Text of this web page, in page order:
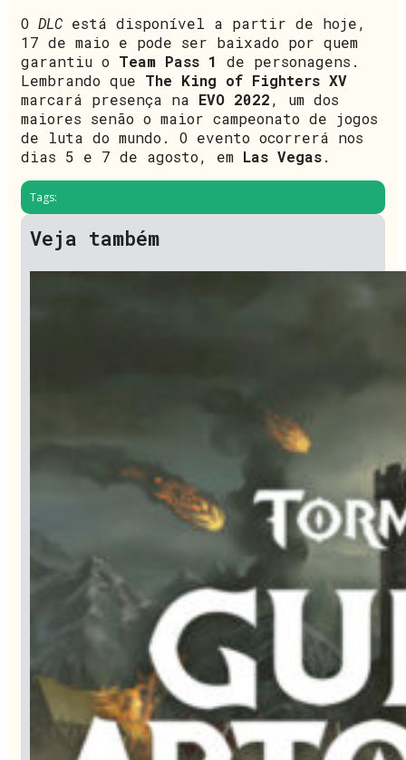
O DLC está disponível a partir de hoje,
17 de maio e pode ser baixado por quem
garantiu o Team Pass 1
de personagens.
Lembrando que The King of Fighters XV
marcará presença na EVO 2022, um dos
maiores senão o maior campeonato de jogos
de luta do mundo. O evento ocorrerá nos
dias 5 e 7 de agosto, em Las Vegas.
Tags:
Veja também